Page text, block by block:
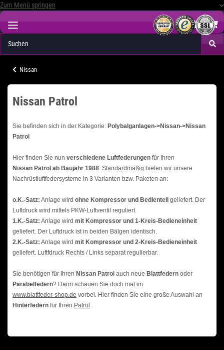
Zum Menü springen
Nissan
Nissan Patrol
Sie befinden sich in der Kategorie: Polybalganlagen->Nissan->Nissan
Patrol
Hier finden Sie nun verschiedene Luftfederungen für Ihren
Nissan Patrol ab Baujahr 1988 . Standardmäßig bieten wir unsere
Nachrüstluftfedersysteme in 3 Varianten bzw. Paketen an:
o.K.-Satz: Anlage wird ohne Kompressor und Bedienteil geliefert. Der
Luftdruck wird mittels PKW-Luftventil reguliert.
1.K.-Satz: Anlage wird mit Kompressor und 1-Kreis-Bedieneinheit
geliefert. Der Luftdruck ist in beiden Bälgen identisch.
2.K.-Satz: Anlage wird mit Kompressor und 2-Kreis-Bedieneinheit
geliefert. Luftfdruck Rechts / Links separat regulierbar.
Sie benötigen für Ihren Nissan Patrol auch neue Blattfedern oder
Parabelfedern? Dann schauen Sie doch mal im
www.blattfeder-shop.de vorbei. Hier finden Sie eine große Auswahl an
Hinterfedern für Ihren Patrol